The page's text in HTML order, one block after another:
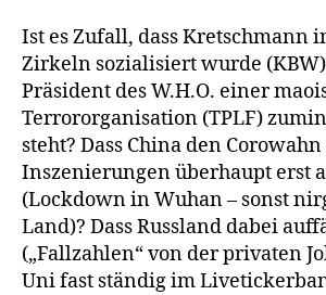
Ist es Zufall, dass Kretschmann
Zirkeln sozialisiert wurde
Präsident des W.H.O. einer
Terrororganisation (TPLF)
steht? Dass China den
Inszenierungen überhaupt erst
(Lockdown in Wuhan – sonst
Land)? Dass Russland dabei
(„Fallzahlen“ von der privaten
Uni fast ständig im